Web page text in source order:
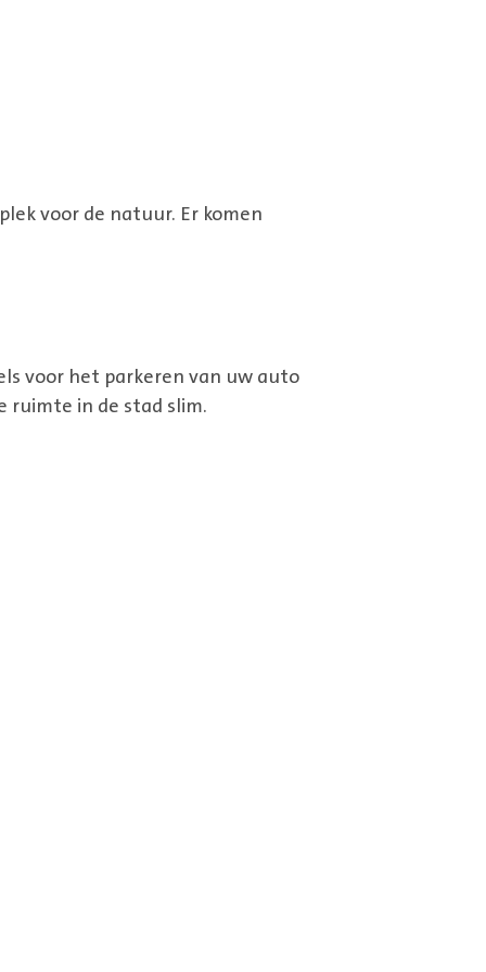
voor de natuur. Er komen
voor het parkeren van uw auto
ruimte in de stad slim.